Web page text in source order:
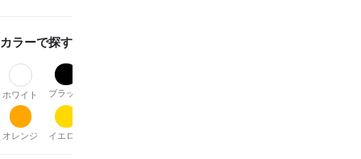
カラーで探す
ホワイト ブラック
オレンジ イエロー